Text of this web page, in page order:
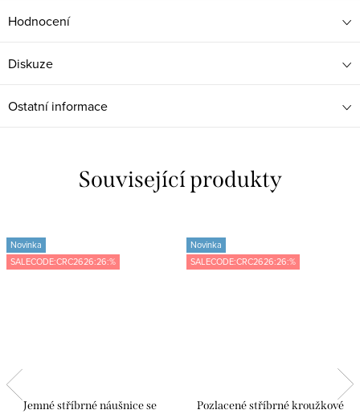
Hodnocení
Diskuze
Ostatní informace
Související produkty
Novinka
SALECODE:CRC2626:26:%
Jemné stříbrné náušnice se
Novinka
SALECODE:CRC2626:26:%
Pozlacené stříbrné kroužkové